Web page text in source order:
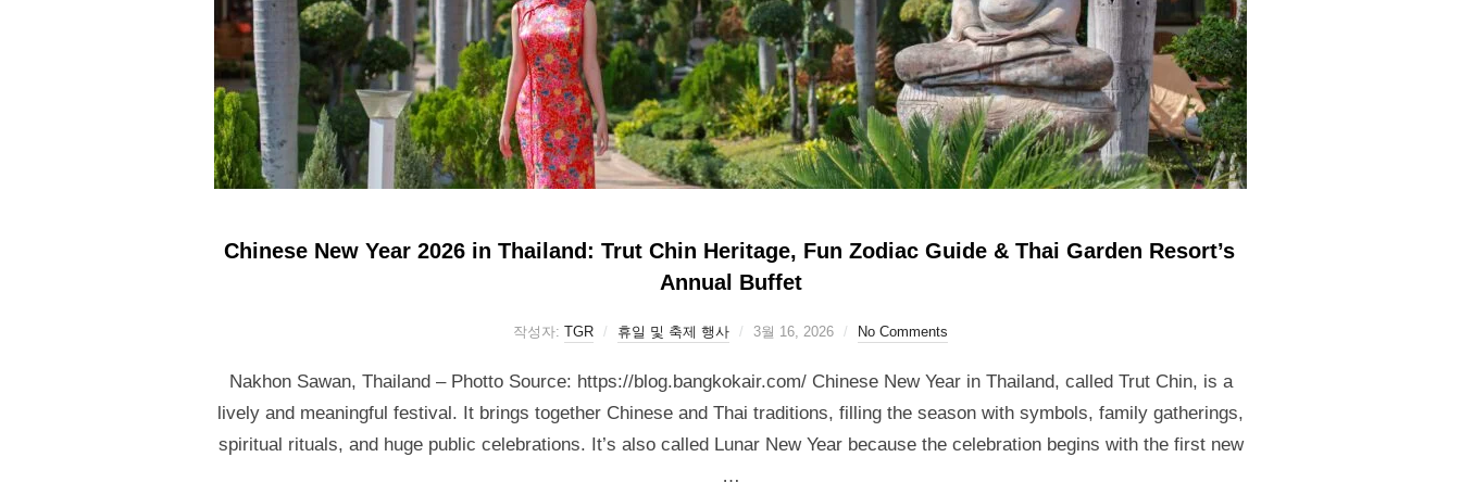
Chinese New Year 2026 in Thailand: Trut Chin Heritage, Fun Zodiac Guide & Thai Garden Resort’s
Annual Buffet
작성자: TGR 휴일 및 축제 행사 3월 16, 2026 No Comments
Nakhon Sawan, Thailand – Photto Source: https://blog.bangkokair.com/ Chinese New Year in Thailand, called Trut Chin, is a
lively and meaningful festival. It brings together Chinese and Thai traditions, filling the season with symbols, family gatherings,
spiritual rituals, and huge public celebrations. It’s also called Lunar New Year because the celebration begins with the first new
…